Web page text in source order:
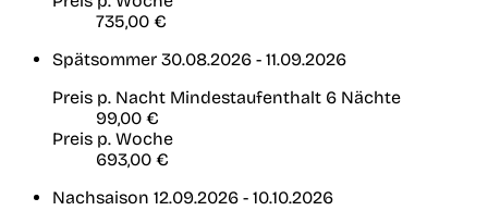
735,00 €
Spätsommer 30.08.2026 - 11.09.2026
Preis p. Nacht Mindestaufenthalt 6 Nächte
99,00 €
Preis p. Woche
693,00 €
Nachsaison 12.09.2026 - 10.10.2026